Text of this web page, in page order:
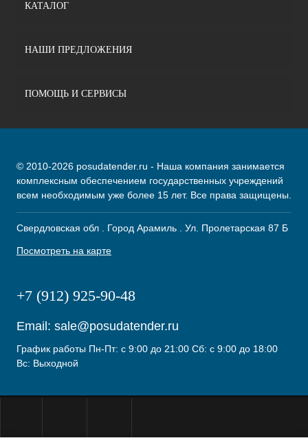
КАТАЛОГ
НАШИ ПРЕДЛОЖЕНИЯ
ПОМОЩЬ И СЕРВИСЫ
© 2010-2026 posudatender.ru - Наша компания занимается
комплексным обеспечением государственных учреждений
всем необходимым уже более 15 лет. Все права защищены.
Свердловская обл . Город Арамиль . Ул. Пролетарская 87 Б
Посмотреть на карте
+7 (912) 925-90-48
Email: sale@posudatender.ru
График работы Пн-Пт: с 9:00 до 21:00 Сб: с 9:00 до 18:00
Вс: Выходной